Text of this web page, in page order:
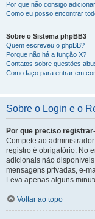
Por que não consigo
Como eu posso encontrar
Sobre o Sistema phpBB3
Quem escreveu o phpBB?
Porque não há a função X?
Contatos sobre questões
Como faço para entrar em
Sobre o Login e o
Por que preciso
Compete ao
registro é obrigatório. No
adicionais não
mensagens privadas, e-
Leva apenas alguns
Voltar ao topo